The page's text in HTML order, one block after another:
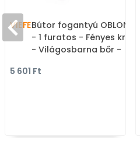
VIEFEBútor fogantyú OBLONG
- 1 furatos - Fényes króm
- Világosbarna bőr -
- Bőrrel kombinált fém
5 601 Ft